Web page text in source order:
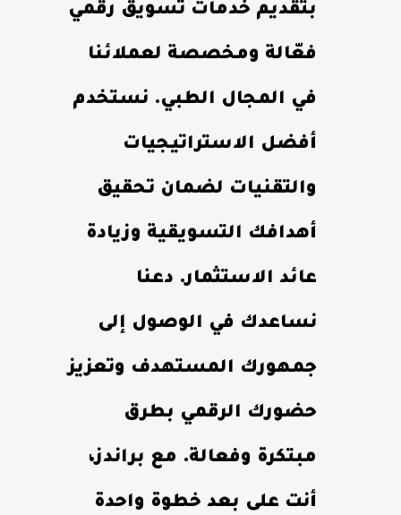
بتقديم خدمات تسويق رقمي
فعّالة ومخصصة لعملائنا
في المجال الطبي. نستخدم
أفضل الاستراتيجيات
والتقنيات لضمان تحقيق
أهدافك التسويقية وزيادة
عائد الاستثمار. دعنا
نساعدك في الوصول إلى
جمهورك المستهدف وتعزيز
حضورك الرقمي بطرق
مبتكرة وفعالة. مع براندز،
أنت على بعد خطوة واحدة